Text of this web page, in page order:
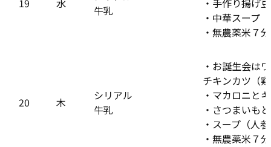
19 水
牛乳
・手作り揚げ
・中華スープ
・無農薬米７
20 木
シリアル
牛乳
・お誕生会は
チキンカツ（
・マカロニと
・さつまいも
・スープ（人
・無農薬米７